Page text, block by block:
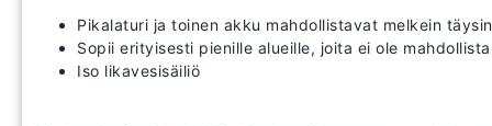
Pikalaturi ja toinen akku mahdollistavat melkein
Sopii erityisesti pienille alueille, joita ei ole
Iso likavesisäiliö